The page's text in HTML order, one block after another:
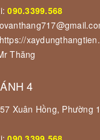
090.3399.568
Thăng
4
Xuân Hồng, Phường